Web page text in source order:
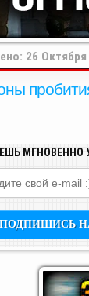
26 Октября
МГНОВЕННО